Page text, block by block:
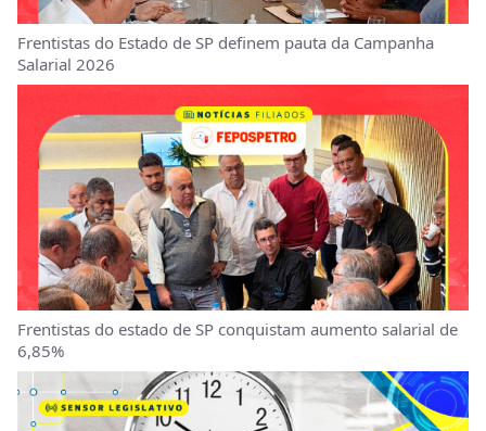
Frentistas do Estado de SP definem pauta da Campanha
Salarial 2026
Frentistas do estado de SP conquistam aumento salarial de
6,85%